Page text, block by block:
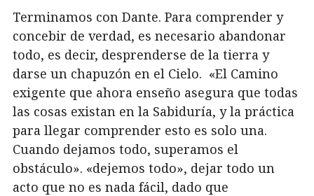
Terminamos con Dante. Para comprender y
concebir de verdad, es necesario abandonar
todo, es decir, desprenderse de la tierra y
darse un chapuzón en el Cielo. «El Camino
exigente que ahora enseño asegura que todas
las cosas existan en la Sabiduría, y la práctica
para llegar comprender esto es solo una.
Cuando dejamos todo, superamos el
obstáculo». «dejemos todo», dejar todo un
acto que no es nada fácil, dado que